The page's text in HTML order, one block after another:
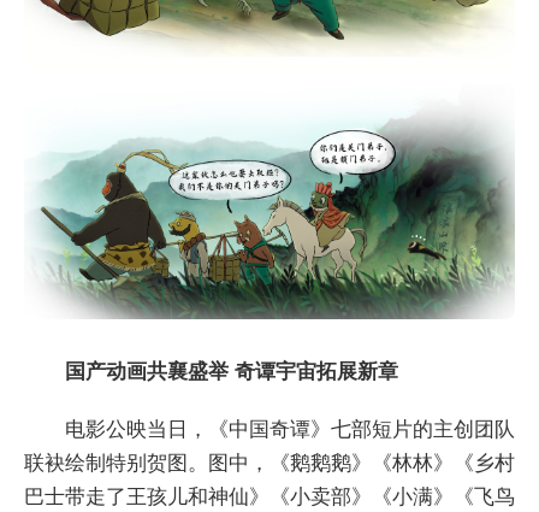
国产动画共襄盛举 奇谭宇宙拓展新章
电影公映当日，《中国奇谭》七部短片的主创团队
联袂绘制特别贺图。图中，《鹅鹅鹅》《林林》《乡村
巴士带走了王孩儿和神仙》《小卖部》《小满》《飞鸟